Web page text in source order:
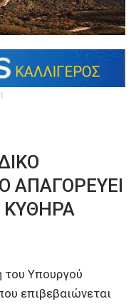
ΑΠΑΓΟΡΕΥΕΙ
ΚΥΘΗΡΑ
Υπουργού
επιβεβαιώνεται